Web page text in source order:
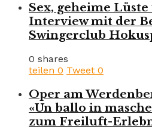
Sex, geheime
Interview mit der
Swingerclub
0 shares
teilen 0 Tweet 0
Oper am
«Un ballo in
zum Freiluft-